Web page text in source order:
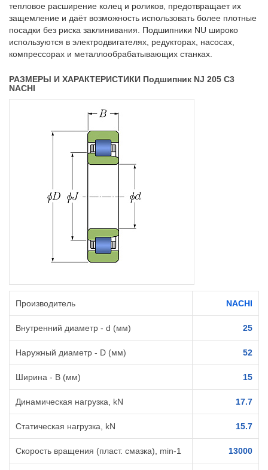
тепловое расширение колец и роликов, предотвращает их
защемление и даёт возможность использовать более плотные
посадки без риска заклинивания. Подшипники NU широко
используются в электродвигателях, редукторах, насосах,
компрессорах и металлообрабатывающих станках.
РАЗМЕРЫ И ХАРАКТЕРИСТИКИ Подшипник NJ 205 C3
NACHI
Производитель NACHI
Внутренний диаметр - d (мм) 25
Наружный диаметр - D (мм) 52
Ширина - B (мм) 15
Динамическая нагрузка, kN 17.7
Статическая нагрузка, kN 15.7
Скорость вращения (пласт. смазка), min-1 13000